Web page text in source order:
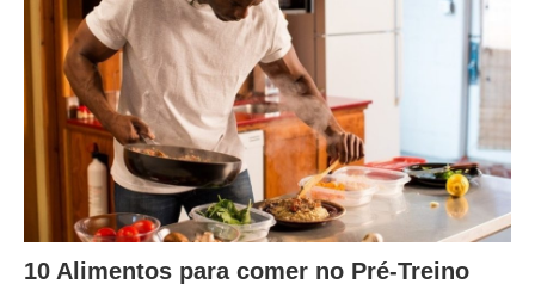
10 Alimentos para comer no Pré-Treino